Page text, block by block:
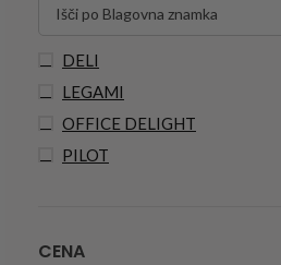
DELI
LEGAMI
OFFICE DELIGHT
PILOT
CENA